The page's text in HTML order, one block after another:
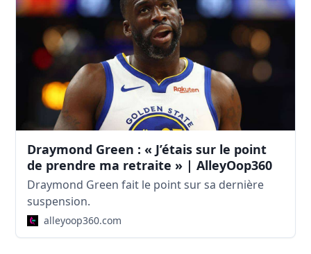
Draymond Green : « J’étais sur le point
de prendre ma retraite » | AlleyOop360
Draymond Green fait le point sur sa dernière
suspension.
alleyoop360.com